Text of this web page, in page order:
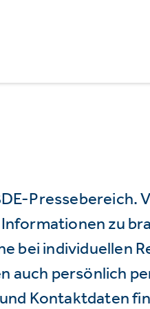
Pressebereich.
zu
bei individuellen
auch persönlich
Kontaktdaten